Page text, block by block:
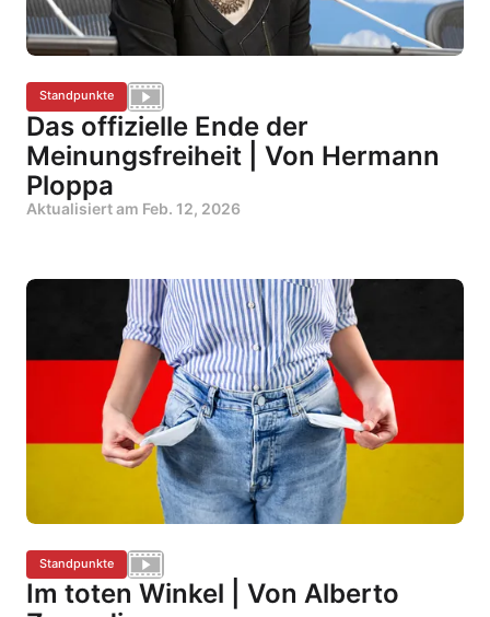
Standpunkte
Das offizielle Ende der
Meinungsfreiheit | Von Hermann
Ploppa
Aktualisiert am Feb. 12, 2026
Standpunkte
Im toten Winkel | Von Alberto